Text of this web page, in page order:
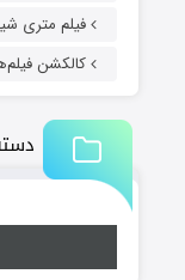
فیلم متری
کالکشن